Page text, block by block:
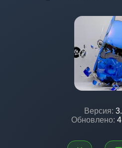
Версия:
Обновлено: